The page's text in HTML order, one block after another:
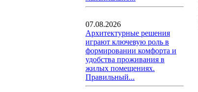
07.08.2026
Архитектурные решения
играют ключевую роль в
формировании комфорта и
удобства проживания в
жилых помещениях.
Правильный...